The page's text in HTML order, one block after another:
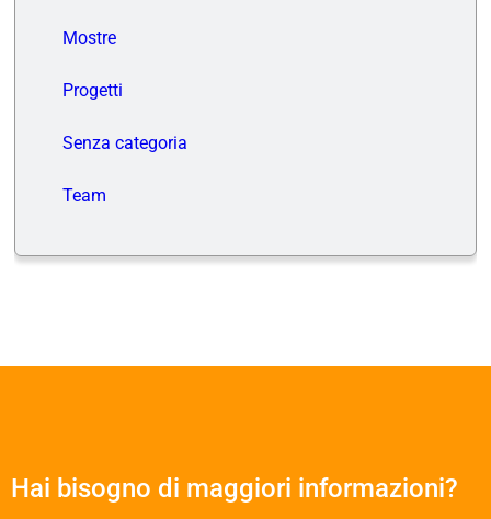
Mostre
Progetti
Senza categoria
Team
Hai bisogno di maggiori informazioni?